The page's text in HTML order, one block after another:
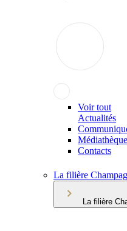
Voir tout
Actualités
Médiathèque
Contacts
La filière
La filière